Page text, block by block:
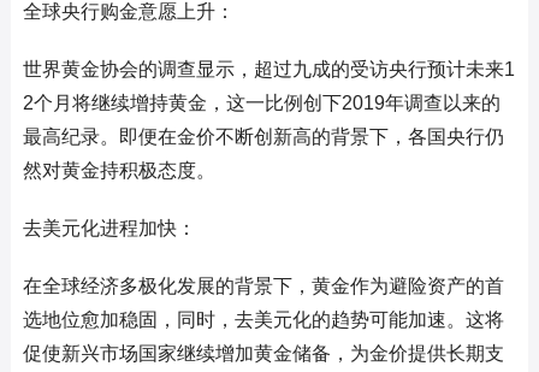
全球央行购金意愿上升：
世界黄金协会的调查显示，超过九成的受访央行预计未来1
2个月将继续增持黄金，这一比例创下2019年调查以来的
最高纪录。即便在金价不断创新高的背景下，各国央行仍
然对黄金持积极态度。
去美元化进程加快：
在全球经济多极化发展的背景下，黄金作为避险资产的首
选地位愈加稳固，同时，去美元化的趋势可能加速。这将
促使新兴市场国家继续增加黄金储备，为金价提供长期支